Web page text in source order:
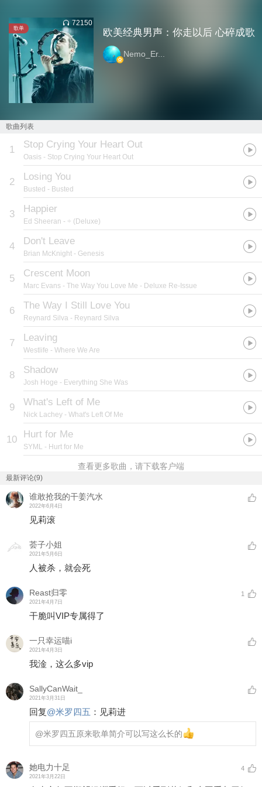
歌单
72150
欧美经典男声：你走以后 心碎成歌
Nemo_Er...
歌曲列表
1 Stop Crying Your Heart Out
Oasis - Stop Crying Your Heart Out
2 Losing You
Busted - Busted
3 Happier
Ed Sheeran - ÷ (Deluxe)
4 Don't Leave
Brian McKnight - Genesis
5 Crescent Moon
Marc Evans - The Way You Love Me - Deluxe Re-Issue
6 The Way I Still Love You
Reynard Silva - Reynard Silva
7 Leaving
Westlife - Where We Are
8 Shadow
Josh Hoge - Everything She Was
9 What's Left of Me
Nick Lachey - What's Left Of Me
10 Hurt for Me
SYML - Hurt for Me
查看更多歌曲，请下载客户端
最新评论(9)
谁敢抢我的干姜汽水
2022年6月4日
见莉滚
荟子小姐
2021年5月6日
人被杀，就会死
Reast归零
2021年4月7日
1
干脆叫VIP专属得了
一只幸运喵i
2021年4月3日
我淦，这么多vip
SallyCanWait_
2021年3月31日
回复@米罗四五 ： 见莉进
@米罗四五原来歌单简介可以写这么长的
她电力十足
2021年3月22日
4